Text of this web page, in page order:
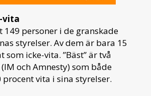
vita
personer i de granskade
styrelser. Av dem är bara 15
som icke-vita. ”Bäst” är två
och Amnesty) som både
procent vita i sina styrelser.